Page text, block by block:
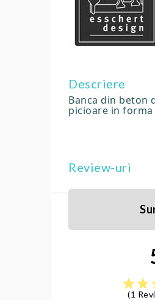
Descriere
Banca din beton
picioare in
Review-uri
starstar
(1